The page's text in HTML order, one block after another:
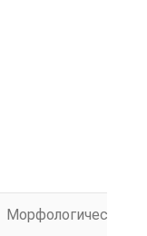
Морфологический